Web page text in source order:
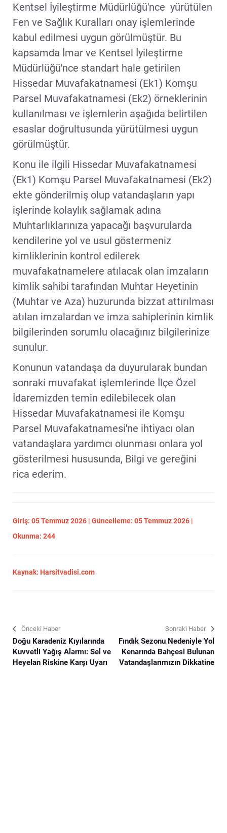
Kentsel İyileştirme Müdürlüğü'nce yürütülen
Fen ve Sağlık Kuralları onay işlemlerinde
kabul edilmesi uygun görülmüştür. Bu
kapsamda İmar ve Kentsel İyileştirme
Müdürlüğü'nce standart hale getirilen
Hissedar Muvafakatnamesi (Ek1) Komşu
Parsel Muvafakatnamesi (Ek2) örneklerinin
kullanılması ve işlemlerin aşağıda belirtilen
esaslar doğrultusunda yürütülmesi uygun
görülmüştür.
Konu ile ilgili Hissedar Muvafakatnamesi
(Ek1) Komşu Parsel Muvafakatnamesi (Ek2)
ekte gönderilmiş olup vatandaşların yapı
işlerinde kolaylık sağlamak adına
Muhtarlıklarınıza yapacağı başvurularda
kendilerine yol ve usul göstermeniz
kimliklerinin kontrol edilerek
muvafakatnamelere atılacak olan imzaların
kimlik sahibi tarafından Muhtar Heyetinin
(Muhtar ve Aza) huzurunda bizzat attırılması
atılan imzalardan ve imza sahiplerinin kimlik
bilgilerinden sorumlu olacağınız bilgilerinize
sunulur.
Konunun vatandaşa da duyurularak bundan
sonraki muvafakat işlemlerinde İlçe Özel
İdaremizden temin edilebilecek olan
Hissedar Muvafakatnamesi ile Komşu
Parsel Muvafakatnamesi'ne ihtiyacı olan
vatandaşlara yardımcı olunması onlara yol
gösterilmesi hususunda, Bilgi ve gereğini
rica ederim.
Giriş: 05 Temmuz 2026 | Güncelleme: 05 Temmuz 2026 |
Okunma: 244
Kaynak: Harsitvadisi.com
Önceki Haber
Doğu Karadeniz Kıyılarında
Kuvvetli Yağış Alarmı: Sel ve
Heyelan Riskine Karşı Uyarı
Sonraki Haber
Fındık Sezonu Nedeniyle Yol
Kenarında Bahçesi Bulunan
Vatandaşlarımızın Dikkatine